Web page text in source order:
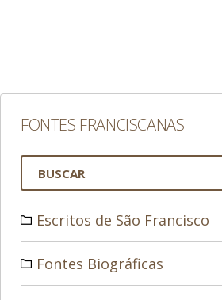
FONTES FRANCISCANAS
Escritos de São Francisco
Fontes Biográficas